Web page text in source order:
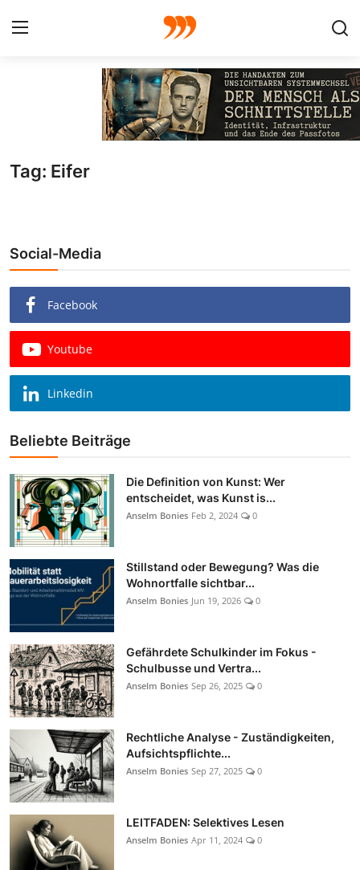
Galerie
Redaktion
Beiträge
Vorproduktion
Tag: Eifer
Social-Media
Facebook
Youtube
Linkedin
Beliebte Beiträge
Die Definition von Kunst: Wer
entscheidet, was Kunst is...
Anselm Bonies Feb 2, 2024 0
Stillstand oder Bewegung? Was die
Wohnortfalle sichtbar...
Anselm Bonies Jun 19, 2026 0
Gefährdete Schulkinder im Fokus -
Schulbusse und Vertra...
Anselm Bonies Sep 26, 2025 0
Rechtliche Analyse - Zuständigkeiten,
Aufsichtspflichte...
Anselm Bonies Sep 27, 2025 0
LEITFADEN: Selektives Lesen
Anselm Bonies Apr 11, 2024 0